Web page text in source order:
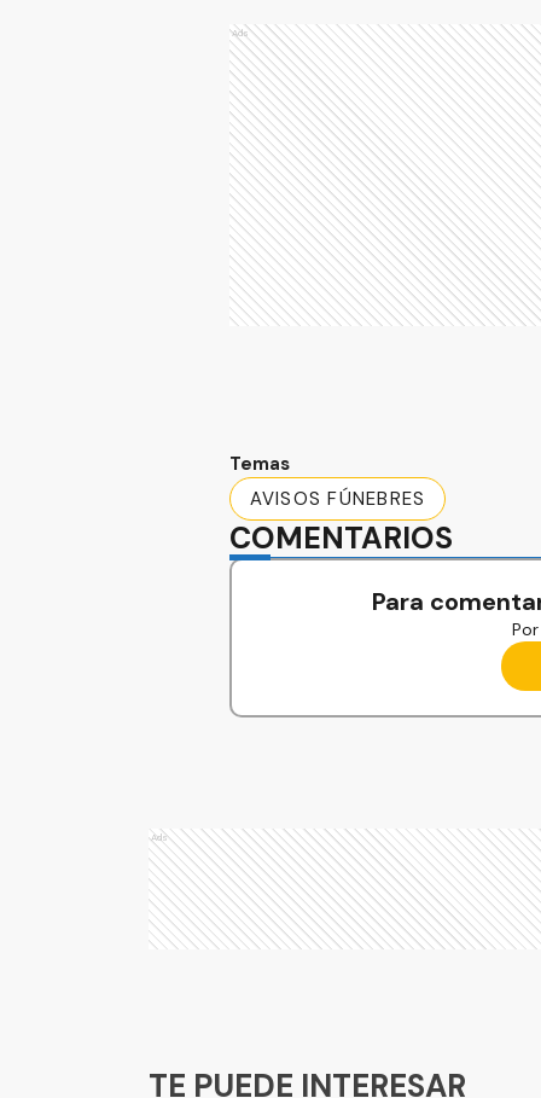
Ads
Temas
AVISOS FÚNEBRES
COMENTARIOS
Para
Ads
TE PUEDE INTERESAR